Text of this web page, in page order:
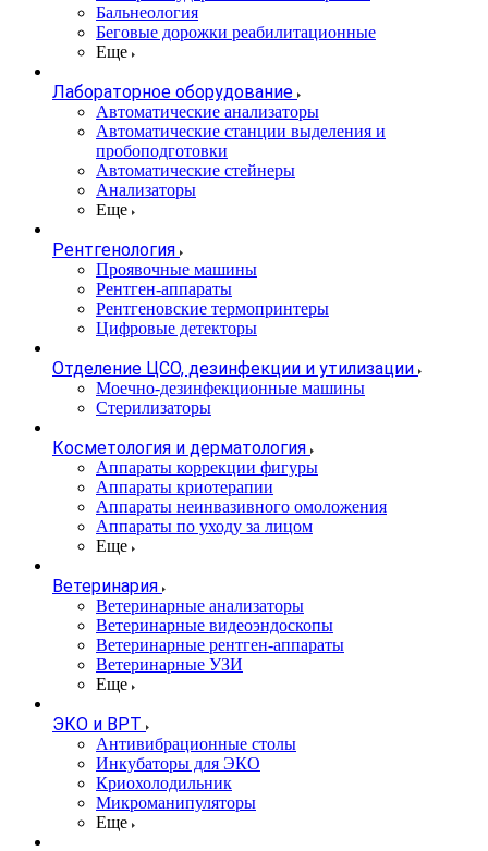
Бальнеология
Беговые дорожки реабилитационные
Еще
Лабораторное оборудование
Автоматические анализаторы
Автоматические станции выделения и
пробоподготовки
Автоматические стейнеры
Анализаторы
Еще
Рентгенология
Проявочные машины
Рентген-аппараты
Рентгеновские термопринтеры
Цифровые детекторы
Отделение ЦСО, дезинфекции и утилизации
Моечно-дезинфекционные машины
Стерилизаторы
Косметология и дерматология
Аппараты коррекции фигуры
Аппараты криотерапии
Аппараты неинвазивного омоложения
Аппараты по уходу за лицом
Еще
Ветеринария
Ветеринарные анализаторы
Ветеринарные видеоэндоскопы
Ветеринарные рентген-аппараты
Ветеринарные УЗИ
Еще
ЭКО и ВРТ
Антивибрационные столы
Инкубаторы для ЭКО
Криохолодильник
Микроманипуляторы
Еще